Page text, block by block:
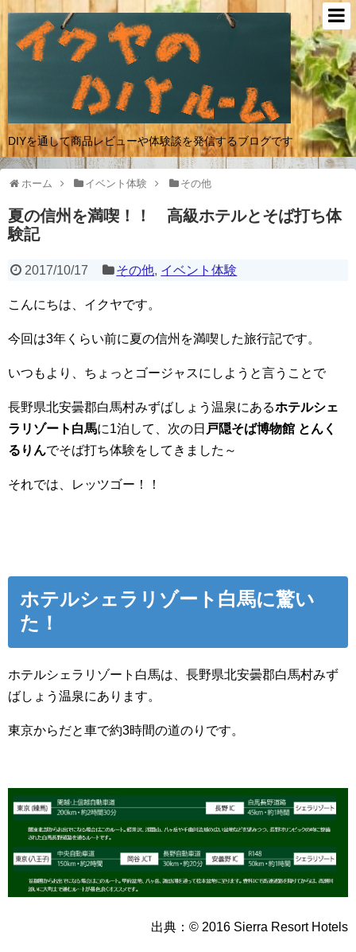
DIYを通して商品レビューや体験談を発信するブログです
ホーム イベント体験 その他
夏の信州を満喫！！ 高級ホテルとそば打ち体
験記
2017/10/17 その他, イベント体験
こんにちは、イクヤです。
今回は3年くらい前に夏の信州を満喫した旅行記です。
いつもより、ちょっとゴージャスにしようと言うことで
長野県北安曇郡白馬村みずばしょう温泉にあるホテルシェ
ラリゾート白馬に1泊して、次の日 戸隠そば博物館 とんく
るりんでそば打ち体験をしてきました～
それでは、レッツゴー！！
ホテルシェラリゾート白馬に驚い
た！
ホテルシェラリゾート白馬は、長野県北安曇郡白馬村みず
ばしょう温泉にあります。
東京からだと車で約3時間の道のりです。
出典：© 2016 Sierra Resort Hotels